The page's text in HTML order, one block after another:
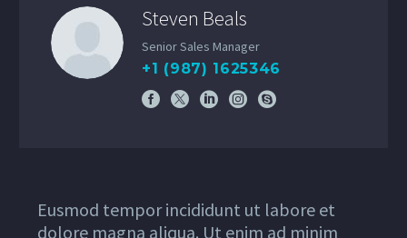
Steven Beals
Senior Sales Manager
+1 (987) 1625346
Eusmod tempor incididunt ut labore et
dolore magna aliqua. Ut enim ad minim